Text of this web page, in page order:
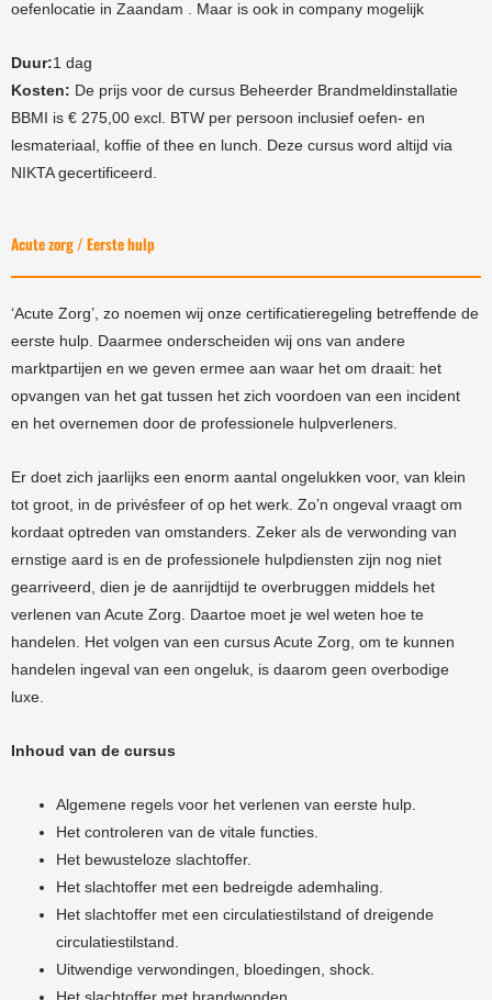
oefenlocatie in Zaandam . Maar is ook in company mogelijk
Duur:1 dag
Kosten: De prijs voor de cursus Beheerder Brandmeldinstallatie
BBMI is € 275,00 excl. BTW per persoon inclusief oefen- en
lesmateriaal, koffie of thee en lunch. Deze cursus word altijd via
NIKTA gecertificeerd.
Acute zorg / Eerste hulp
‘Acute Zorg’, zo noemen wij onze certificatieregeling betreffende de
eerste hulp. Daarmee onderscheiden wij ons van andere
marktpartijen en we geven ermee aan waar het om draait: het
opvangen van het gat tussen het zich voordoen van een incident
en het overnemen door de professionele hulpverleners.
Er doet zich jaarlijks een enorm aantal ongelukken voor, van klein
tot groot, in de privésfeer of op het werk. Zo’n ongeval vraagt om
kordaat optreden van omstanders. Zeker als de verwonding van
ernstige aard is en de professionele hulpdiensten zijn nog niet
gearriveerd, dien je de aanrijdtijd te overbruggen middels het
verlenen van Acute Zorg. Daartoe moet je wel weten hoe te
handelen. Het volgen van een cursus Acute Zorg, om te kunnen
handelen ingeval van een ongeluk, is daarom geen overbodige
luxe.
Inhoud van de cursus
Algemene regels voor het verlenen van eerste hulp.
Het controleren van de vitale functies.
Het bewusteloze slachtoffer.
Het slachtoffer met een bedreigde ademhaling.
Het slachtoffer met een circulatiestilstand of dreigende
circulatiestilstand.
Uitwendige verwondingen, bloedingen, shock.